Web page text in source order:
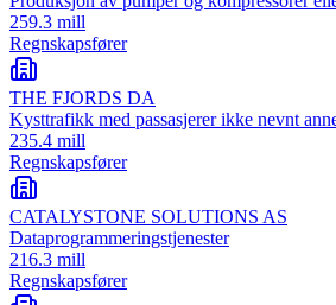
259.3 mill
Regnskapsfører
THE FJORDS DA
Kysttrafikk med passasjerer ikke nevnt
235.4 mill
Regnskapsfører
CATALYSTONE SOLUTIONS AS
Dataprogrammeringstjenester
216.3 mill
Regnskapsfører